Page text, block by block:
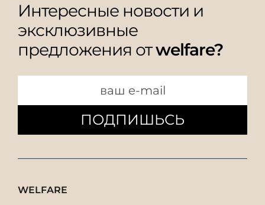
Интересные новости и
эксклюзивные
предложения отwelfare?
ПОДПИШЬСЬ
WELFARE